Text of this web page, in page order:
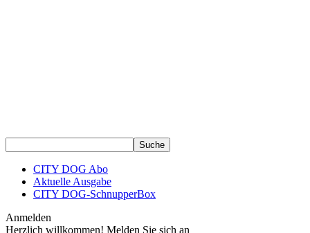
CITY DOG Abo
Aktuelle Ausgabe
CITY DOG-SchnupperBox
Anmelden
Herzlich willkommen! Melden Sie sich an